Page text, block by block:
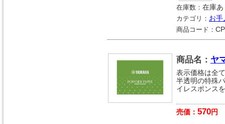
在庫数： 在庫あ
カテゴリ： お手
商品コード：
商品名： ヤ
表示価格は全
半透明の特殊
イレスポンス
売価： 570 円